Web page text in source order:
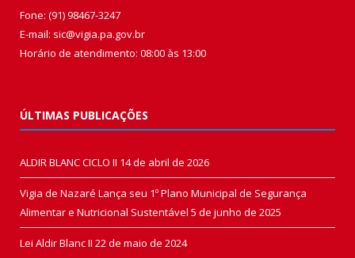
Fone: (91) 98467-3247
E-mail: sic@vigia.pa.gov.br
Horário de atendimento: 08:00 às 13:00
ÚLTIMAS PUBLICAÇÕES
ALDIR BLANC CICLO II 14 de abril de 2026
Vigia de Nazaré Lança seu 1º Plano Municipal de Segurança
Alimentar e Nutricional Sustentável 5 de junho de 2025
Lei Aldir Blanc II 22 de maio de 2024